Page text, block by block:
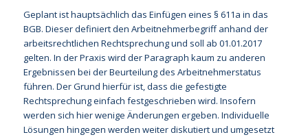
Geplant ist hauptsächlich das Einfügen eines § 611a in das
BGB. Dieser definiert den Arbeitnehmerbegriff anhand der
arbeitsrechtlichen Rechtsprechung und soll ab 01.01.2017
gelten. In der Praxis wird der Paragraph kaum zu anderen
Ergebnissen bei der Beurteilung des Arbeitnehmerstatus
führen. Der Grund hierfür ist, dass die gefestigte
Rechtsprechung einfach festgeschrieben wird. Insofern
werden sich hier wenige Änderungen ergeben. Individuelle
Lösungen hingegen werden weiter diskutiert und umgesetzt